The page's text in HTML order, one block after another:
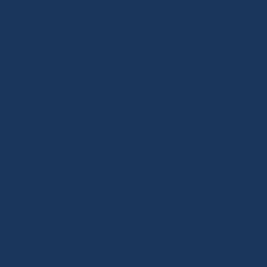
Laureatem nagrody w 2025 r. został Juliusz Banecki
algebraicznej oraz za pracę dotyczącą dynamiki
problemów badawczych (m.in. dotyczących grup
Nagrodę przyznało jury w składzie: dr Mikołaj
Z regulaminu nagrody: Nagroda im. Kazimierza
Kuratowską, Instytut Matematyczny Polskiej Akademii
ukończyły 30 lat do końca roku poprzedzającego
nagrody naukowej Wydziału III PAN. Ocenie